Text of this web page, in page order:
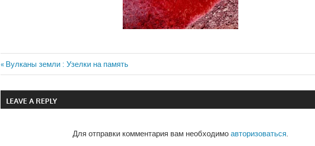
Навигация
по
Previous
Post:
Вулканы земли : Узелки на память
LEAVE A REPLY
Для отправки комментария вам необходимо авторизоваться.